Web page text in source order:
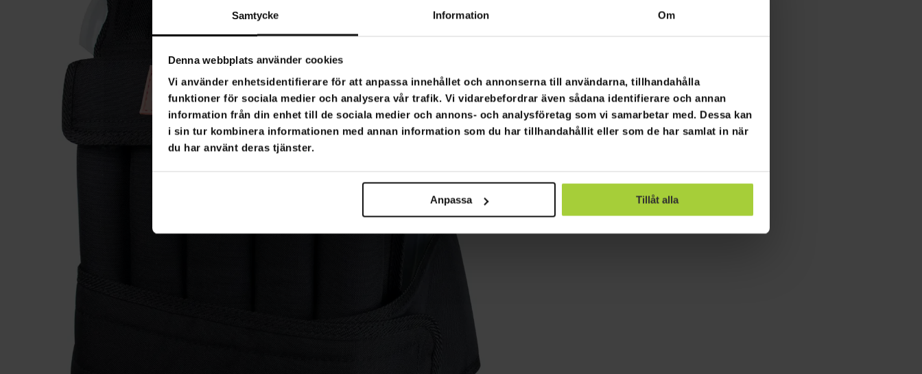
Samtycke Information Om
Denna webbplats använder cookies
Vi använder enhetsidentifierare för att anpassa innehållet och annonserna till användarna, tillhandahålla
funktioner för sociala medier och analysera vår trafik. Vi vidarebefordrar även sådana identifierare och annan
information från din enhet till de sociala medier och annons- och analysföretag som vi samarbetar med. Dessa kan
i sin tur kombinera informationen med annan information som du har tillhandahållit eller som de har samlat in när
du har använt deras tjänster.
Anpassa Tillåt alla